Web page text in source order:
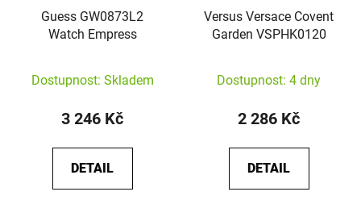
Guess GW0873L2
Watch Empress
Dostupnost: Skladem
3 246 Kč
DETAIL
Versus Versace Covent
Garden VSPHK0120
Dostupnost: 4 dny
2 286 Kč
DETAIL